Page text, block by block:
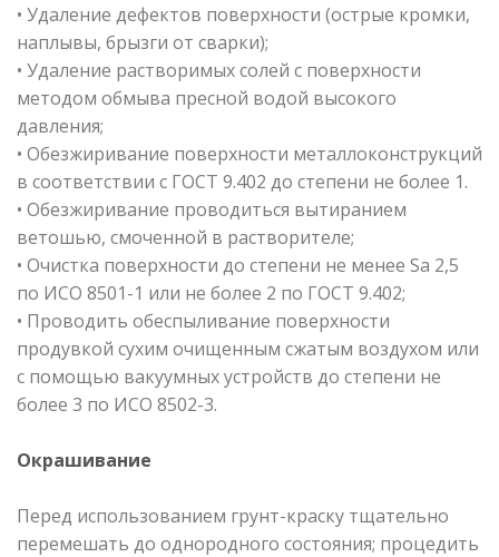
• Удаление дефектов поверхности (острые кромки,
наплывы, брызги от сварки);
• Удаление растворимых солей с поверхности
методом обмыва пресной водой высокого
давления;
• Обезжиривание поверхности металлоконструкций
в соответствии с ГОСТ 9.402 до степени не более 1.
• Обезжиривание проводиться вытиранием
ветошью, смоченной в растворителе;
• Очистка поверхности до степени не менее Sa 2,5
по ИСО 8501-1 или не более 2 по ГОСТ 9.402;
• Проводить обеспыливание поверхности
продувкой сухим очищенным сжатым воздухом или
с помощью вакуумных устройств до степени не
более 3 по ИСО 8502-3.
Окрашивание
Перед использованием грунт-краску тщательно
перемешать до однородного состояния; процедить